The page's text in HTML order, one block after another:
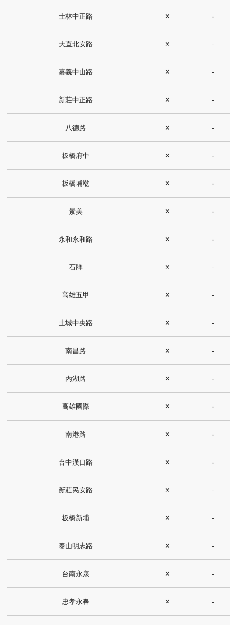
士林中正路 ✕ -
大直北安路 ✕ -
嘉義中山路 ✕ -
新莊中正路 ✕ -
八德路 ✕ -
板橋府中 ✕ -
板橋埔墘 ✕ -
景美 ✕ -
永和永和路 ✕ -
石牌 ✕ -
高雄五甲 ✕ -
土城中央路 ✕ -
南昌路 ✕ -
內湖路 ✕ -
高雄國際 ✕ -
南港路 ✕ -
台中漢口路 ✕ -
新莊民安路 ✕ -
板橋新埔 ✕ -
泰山明志路 ✕ -
台南永康 ✕ -
忠孝永春 ✕ -